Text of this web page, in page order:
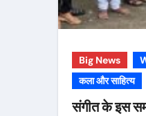
Big News
कला और साहित्य
संगीत के इस